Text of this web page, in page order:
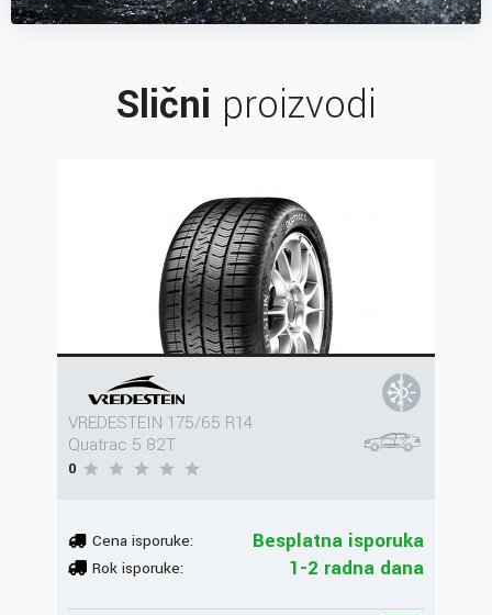
Slični proizvodi
VREDESTEIN 175/65 R14
Quatrac 5 82T
0
Cena isporuke: Besplatna isporuka
Rok isporuke: 1-2 radna dana